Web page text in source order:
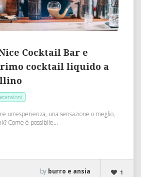
Cocktail Bar e
cocktail liquido a
un’esperienza, una sensazione o meglio,
Come è possibile...
1
by burro e ansia